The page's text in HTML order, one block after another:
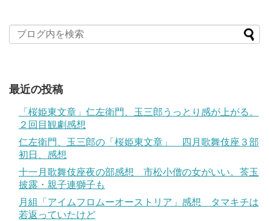
最近の投稿
「桜姫東文章」仁左衛門、玉三郎うっとり感が上がる。
２回目観劇感想
仁左衛門、玉三郎の「桜姫東文章」 四月歌舞伎座３部
初日、感想
十一月歌舞伎座夜の部感想 市松小僧の女がいい。莟玉
披露・親子連獅子も
月組「アイムフロムーオーストリア」感想 タマキチは
若返っていたけど